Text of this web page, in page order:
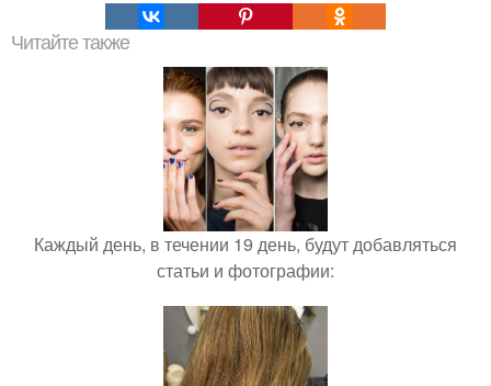
Читайте также
Каждый день, в течении 19 день, будут добавляться
статьи и фотографии: